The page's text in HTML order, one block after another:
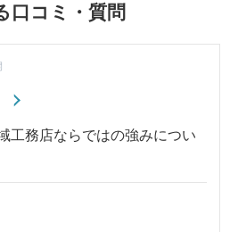
口コミ・質問
工務店ならではの強みについ